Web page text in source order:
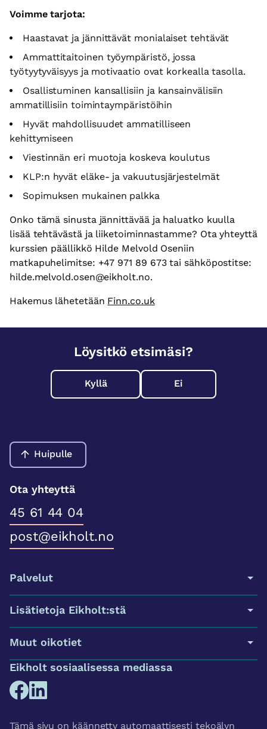
Voimme tarjota:
Haastavat ja jännittävät monialaiset tehtävät
Ammattitaitoinen työympäristö, jossa
työtyytyväisyys ja motivaatio ovat korkealla tasolla.
Osallistuminen kansallisiin ja kansainvälisiin
ammatillisiin toimintaympäristöihin
Hyvät mahdollisuudet ammatilliseen
kehittymiseen
Viestinnän eri muotoja koskeva koulutus
KLP:n hyvät eläke- ja vakuutusjärjestelmät
Sopimuksen mukainen palkka
Onko tämä sinusta jännittävää ja haluatko kuulla
lisää tehtävästä ja liiketoiminnastamme? Ota yhteyttä
kurssien päällikkö Hilde Melvold Oseniin
matkapuhelimitse: +47 971 89 673 tai sähköpostitse:
hilde.melvold.osen@eikholt.no.
Hakemus lähetetään Finn.co.uk
Löysitkö etsimäsi?
Kyllä Ei
Huipulle
Ota yhteyttä
45 61 44 04
post@eikholt.no
Palvelut
Lisätietoja Eikholt:stä
Muut oikotiet
Eikholt sosiaalisessa mediassa
Tämä sivu on käännetty automaattisesti tekoälyn